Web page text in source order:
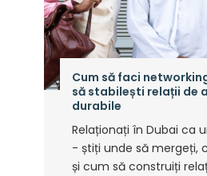
Cum să faci
să stabilești relații de
durabile
Relaționați în Dubai ca
- știți unde să mergeți,
și cum să construiți